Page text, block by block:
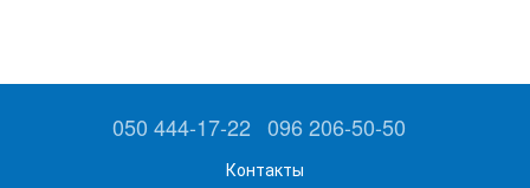
050 444-17-22 096 206-50-50
Контакты